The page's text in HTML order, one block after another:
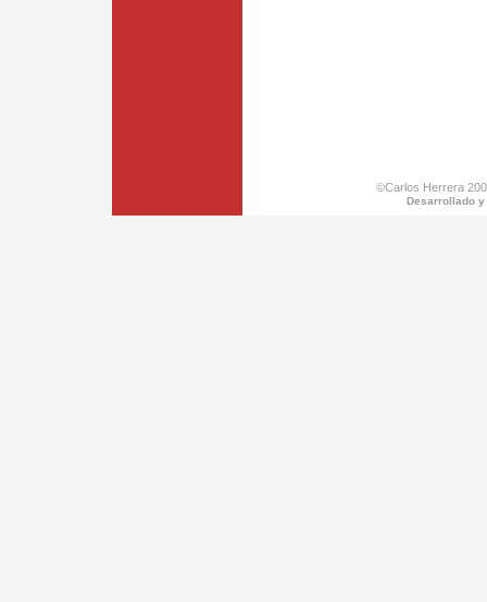
©Carlos Herrera
Desarrollado